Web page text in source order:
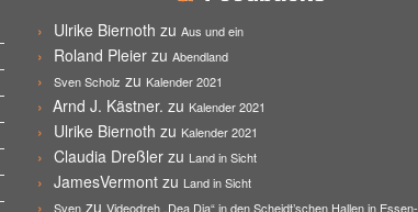
Ulrike Biernoth zu Aus und ein
Roland Pleier zu Abendland
Sven Scholz zu Kalender 2021
Arnd J. Kästner. zu Kalender 2021
Ulrike Biernoth zu Kalender 2021
Claudia Dreßler zu Land in Sicht
JamesVermont zu Land in Sicht
Sven zu Videodreh „Dea Dia“ in den Scheidt’schen Hallen in Essen-